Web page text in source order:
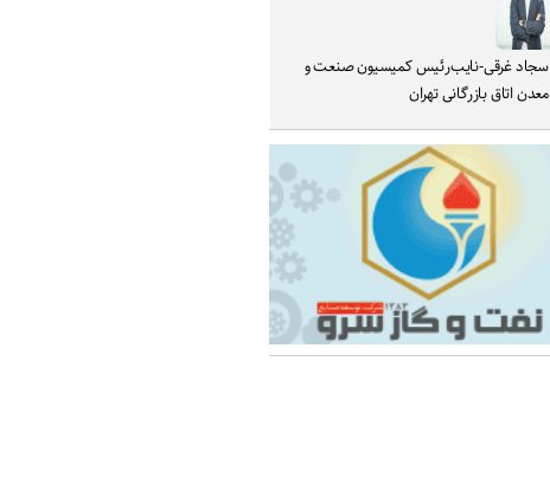
سجاد غرقی-نایب‌رئیس کمیسیون صنعت و
معدن اتاق بازرگانی تهران